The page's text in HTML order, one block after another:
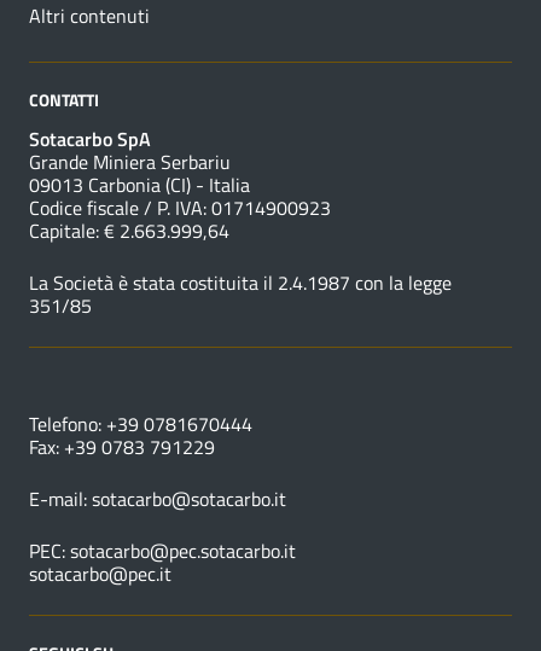
Altri contenuti
CONTATTI
Sotacarbo SpA
Grande Miniera Serbariu
09013 Carbonia (CI) - Italia
Codice fiscale / P. IVA: 01714900923
Capitale: € 2.663.999,64
La Società è stata costituita il 2.4.1987 con la legge
351/85
Telefono: +39 0781670444
Fax: +39 0783 791229
E-mail:sotacarbo@sotacarbo.it
PEC:sotacarbo@pec.sotacarbo.it
sotacarbo@pec.it